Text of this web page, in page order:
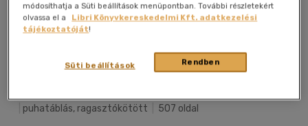
puhatáblás, ragasztókötött 507 oldal
módosíthatja a Süti beállítások menüpontban. További részletekért
olvassa el a
Libri Könyvkereskedelmi Kft. adatkezelési
tájékoztatóját!
Rendben
Süti beállítások